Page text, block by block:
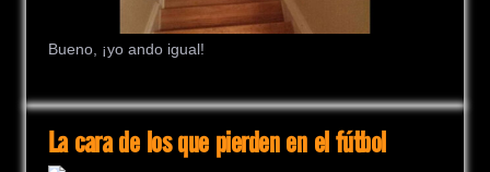
Bueno, ¡yo ando igual!
La cara de los que pierden en el fútbol